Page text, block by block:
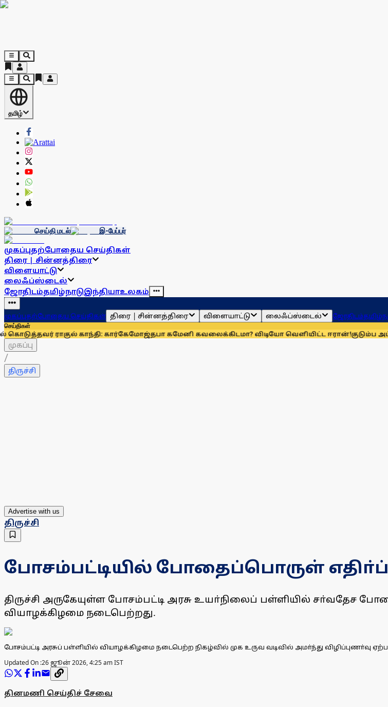
தமிழ்
செய்தி மடல் இ-பேப்பர்
முகப்புதற்போதைய செய்திகள்
திரை | சின்னத்திரை
விளையாட்டு
லைஃப்ஸ்டைல்
ஜோதிடம்தமிழ்நாடுஇந்தியாஉலகம்
முகப்புதற்போதைய செய்திகள் திரை | சின்னத்திரை விளையாட்டு லைஃப்ஸ்டைல் ஜோதிடம்
செய்திகள்
ராகுல் காந்தி: கார்கேமோஜ்தபா கமேனி கவலைக்கிடமா? விடியோ வெளியிட்ட ஈரான்!குடும்ப
முகப்பு
/
திருச்சி
Advertise with us
திருச்சி
போசம்பட்டியில் போதைப்பொருள் எதிா்ப்பு
திருச்சி அருகேயுள்ள போசம்பட்டி அரசு உயா்நிலைப் பள்ளியில் சா்வதேச
வியாழக்கிழமை நடைபெற்றது.
போசம்பட்டி அரசுப் பள்ளியில் வியாழக்கிழமை நடைபெற்ற நிகழ்வில் முக உருவ வடிவில் அமா்ந்து விழிப்புணா்வு
Updated On :26 ஜூன் 2026, 4:25 am IST
தினமணி செய்திச் சேவை